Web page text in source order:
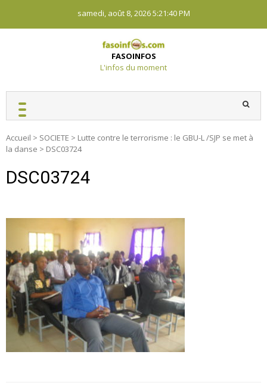
content
samedi, août 8, 20265:21:40 PM
FASOINFOS
L'infos du moment
Accueil > SOCIETE > Lutte contre le terrorisme : le GBU-L /SJP se met à
la danse > DSC03724
DSC03724